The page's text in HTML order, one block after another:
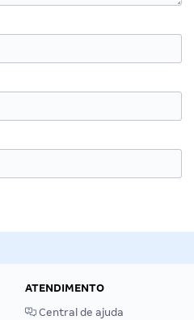
ATENDIMENTO
Central de ajuda